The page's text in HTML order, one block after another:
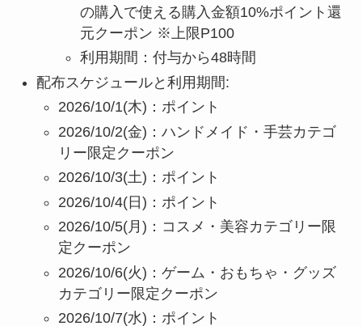
の購入で使える購入金額10%ポイント還
元クーポン ※上限P100
利用期間：付与から48時間
配布スケジュールと利用期間:
2026/10/1(木)：ポイント
2026/10/2(金)：ハンドメイド・手芸カテゴ
リー限定クーポン
2026/10/3(土)：ポイント
2026/10/4(日)：ポイント
2026/10/5(月)：コスメ・美容カテゴリー限
定クーポン
2026/10/6(火)：ゲーム・おもちゃ・グッズ
カテゴリー限定クーポン
2026/10/7(水)：ポイント